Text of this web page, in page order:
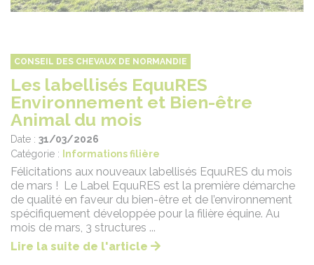
CONSEIL DES CHEVAUX DE NORMANDIE
Les labellisés EquuRES
Environnement et Bien-être
Animal du mois
Date : 31/03/2026
Catégorie :
Informations filière
Félicitations aux nouveaux labellisés EquuRES du mois
de mars ! Le Label EquuRES est la première démarche
de qualité en faveur du bien-être et de l’environnement
spécifiquement développée pour la filière équine. Au
mois de mars, 3 structures ...
Lire la suite de l'article